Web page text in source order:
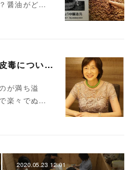
醤油がど…
食物アレルギー・花粉症・経皮毒について学んでみませんか？
が満ち溢
楽々でぬ…
2020.05.23 12:01